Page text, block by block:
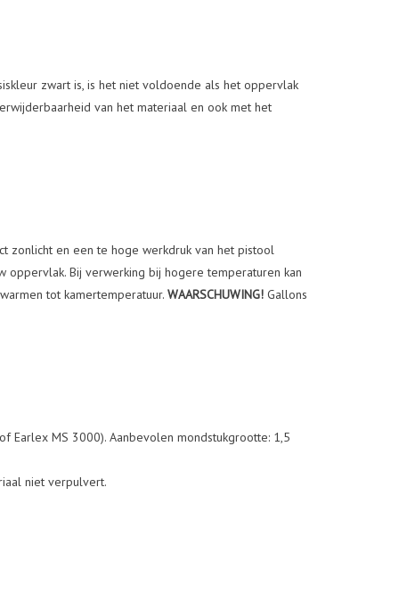
zwart is, is het niet voldoende als het oppervlak
van het materiaal en ook met het
zonlicht en een te hoge werkdruk van het pistool
Bij verwerking bij hogere temperaturen kan
tot kamertemperatuur. WAARSCHUWING! Gallons
Earlex MS 3000). Aanbevolen mondstukgrootte: 1,5
niet verpulvert.